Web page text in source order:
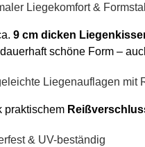
Liegekomfort &
9 cm dicken
schöne Form –
Liegenauflagen mit
praktischem
& UV-beständig